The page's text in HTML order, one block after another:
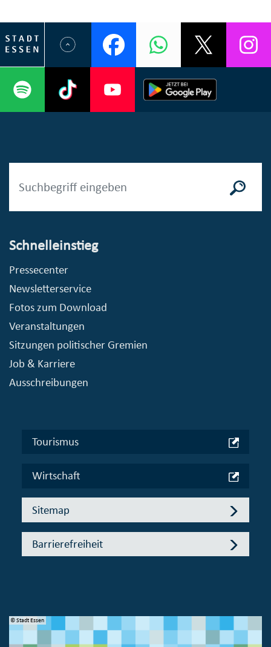
Schnelleinstieg
Pressecenter
Newsletterservice
Fotos zum Download
Veranstaltungen
Sitzungen politischer Gremien
Job & Karriere
Ausschreibungen
Tourismus
Wirtschaft
Sitemap
Barrierefreiheit